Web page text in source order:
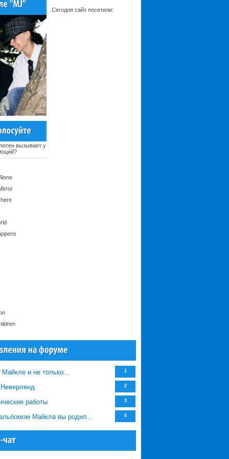
вызывает у
Сегодня сайт посетили:
Майкле и не только... 1
2
работы 3
Майкла вы родил... 4